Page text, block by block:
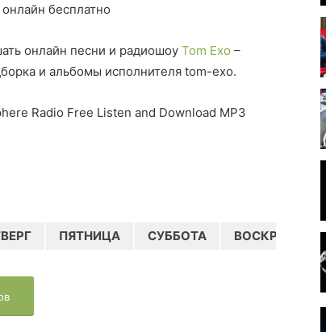
бесплатно
онлайн песни и радиошоу Tom Exo –
и альбомы исполнителя tom-exo.
Radio Free Listen and Download MP3
ПЯТНИЦА СУББОТА ВОСКРЕСЕНЬЕ